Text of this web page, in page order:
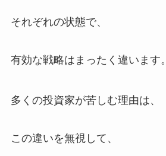
それぞれの状態で、
有効な戦略はまったく違います。
多くの投資家が苦しむ理由は、
この違いを無視して、